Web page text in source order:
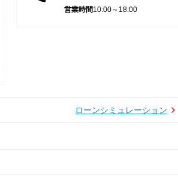
営業時間10:00～18:00
ローンシミュレーション